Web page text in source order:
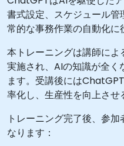
書式設定、スケジュール
常的な事務作業の自動化に
本トレーニングは講師に
実施され、AIの知識が全く
ます。受講後には
率化し、生産性を向上させ
トレーニング完了後、参
なります：